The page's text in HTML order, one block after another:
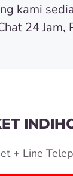
kami
24 Jam,
+ Line